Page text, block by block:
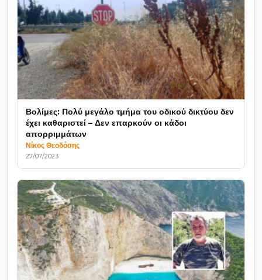
Βολίμες: Πολύ μεγάλο τμήμα του οδικού δικτύου δεν
έχει καθαριστεί – Δεν επαρκούν οι κάδοι
απορριμμάτων
Νίκος Θεοδόσης
27/07/2023